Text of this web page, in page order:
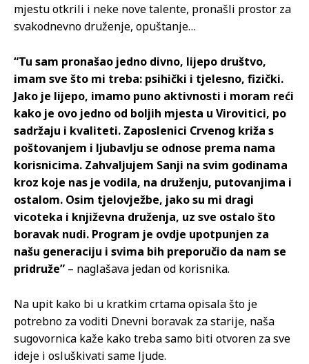
mjestu otkrili i neke nove talente, pronašli prostor za
svakodnevno druženje, opuštanje…
“Tu sam pronašao jedno divno, lijepo društvo,
imam sve što mi treba: psihički i tjelesno, fizički.
Jako je lijepo, imamo puno aktivnosti i moram reći
kako je ovo jedno od boljih mjesta u Virovitici, po
sadržaju i kvaliteti. Zaposlenici Crvenog križa s
poštovanjem i ljubavlju se odnose prema nama
korisnicima. Zahvaljujem Sanji na svim godinama
kroz koje nas je vodila, na druženju, putovanjima i
ostalom. Osim tjelovježbe, jako su mi dragi
vicoteka i književna druženja, uz sve ostalo što
boravak nudi. Program je ovdje upotpunjen za
našu generaciju i svima bih preporučio da nam se
pridruže” – naglašava jedan od korisnika.
Na upit kako bi u kratkim crtama opisala što je
potrebno za voditi Dnevni boravak za starije, naša
sugovornica kaže kako treba samo biti otvoren za sve
ideje i osluškivati same ljude.